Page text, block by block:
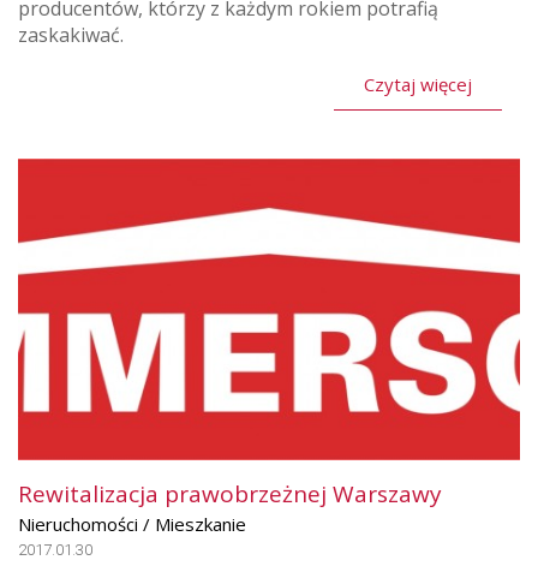
producentów, którzy z każdym rokiem potrafią
zaskakiwać.
Czytaj więcej
Rewitalizacja prawobrzeżnej Warszawy
Nieruchomości / Mieszkanie
2017.01.30